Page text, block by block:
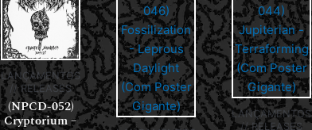
LANÇAMENTOS
// RELEASES
(NPCD-052)
Cryptorium –
LANÇAMENTOS
// RELEASES